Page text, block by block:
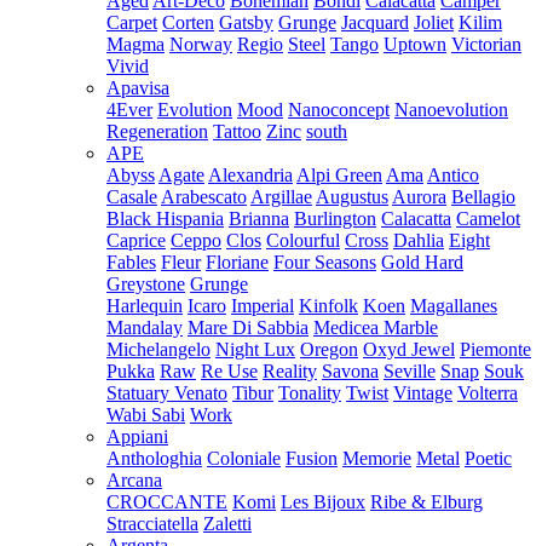
Carpet Corten Gatsby Grunge Jacquard Joliet Kilim
Magma Norway Regio Steel Tango Uptown Victorian
Vivid
Apavisa
4Ever Evolution Mood Nanoconcept Nanoevolution
Regeneration Tattoo Zinc south
APE
Abyss Agate Alexandria Alpi Green Ama Antico
Casale Arabescato Argillae Augustus Aurora Bellagio
Black Hispania Brianna Burlington Calacatta Camelot
Caprice Ceppo Clos Colourful Cross Dahlia Eight
Fables Fleur Floriane Four Seasons Gold Hard
Greystone Grunge
Harlequin Icaro Imperial Kinfolk Koen Magallanes
Mandalay Mare Di Sabbia Medicea Marble
Michelangelo Night Lux Oregon Oxyd Jewel Piemonte
Pukka Raw Re Use Reality Savona Seville Snap Souk
Statuary Venato Tibur Tonality Twist Vintage Volterra
Wabi Sabi Work
Appiani
Anthologhia Coloniale Fusion Memorie Metal Poetic
Arcana
CROCCANTE Komi Les Bijoux Ribe & Elburg
Stracciatella Zaletti